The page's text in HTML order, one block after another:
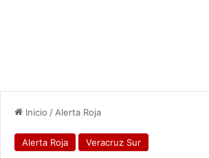
Inicio / Alerta Roja
Alerta Roja Veracruz Sur